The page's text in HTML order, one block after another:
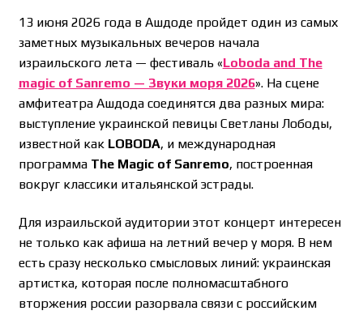
13 июня 2026 года в Ашдоде пройдет один из самых
заметных музыкальных вечеров начала
израильского лета — фестиваль «Loboda and The
magic of Sanremo — Звуки моря 2026». На сцене
амфитеатра Ашдода соединятся два разных мира:
выступление украинской певицы Светланы Лободы,
известной как LOBODA, и международная
программа The Magic of Sanremo, построенная
вокруг классики итальянской эстрады.
Для израильской аудитории этот концерт интересен
не только как афиша на летний вечер у моря. В нем
есть сразу несколько смысловых линий: украинская
артистка, которая после полномасштабного
вторжения россии разорвала связи с российским